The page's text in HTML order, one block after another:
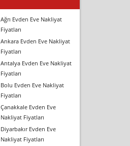
Ağrı Evden Eve Nakliyat
Fiyatları
Ankara Evden Eve Nakliyat
Fiyatları
Antalya Evden Eve Nakliyat
Fiyatları
Bolu Evden Eve Nakliyat
Fiyatları
Çanakkale Evden Eve
Nakliyat Fiyatları
Diyarbakır Evden Eve
Nakliyat Fiyatları